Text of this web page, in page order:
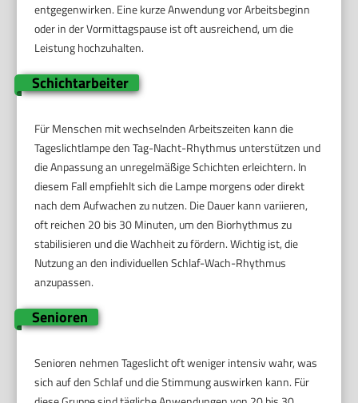
entgegenwirken. Eine kurze Anwendung vor Arbeitsbeginn
oder in der Vormittagspause ist oft ausreichend, um die
Leistung hochzuhalten.
Schichtarbeiter
Für Menschen mit wechselnden Arbeitszeiten kann die
Tageslichtlampe den Tag-Nacht-Rhythmus unterstützen und
die Anpassung an unregelmäßige Schichten erleichtern. In
diesem Fall empfiehlt sich die Lampe morgens oder direkt
nach dem Aufwachen zu nutzen. Die Dauer kann variieren,
oft reichen 20 bis 30 Minuten, um den Biorhythmus zu
stabilisieren und die Wachheit zu fördern. Wichtig ist, die
Nutzung an den individuellen Schlaf-Wach-Rhythmus
anzupassen.
Senioren
Senioren nehmen Tageslicht oft weniger intensiv wahr, was
sich auf den Schlaf und die Stimmung auswirken kann. Für